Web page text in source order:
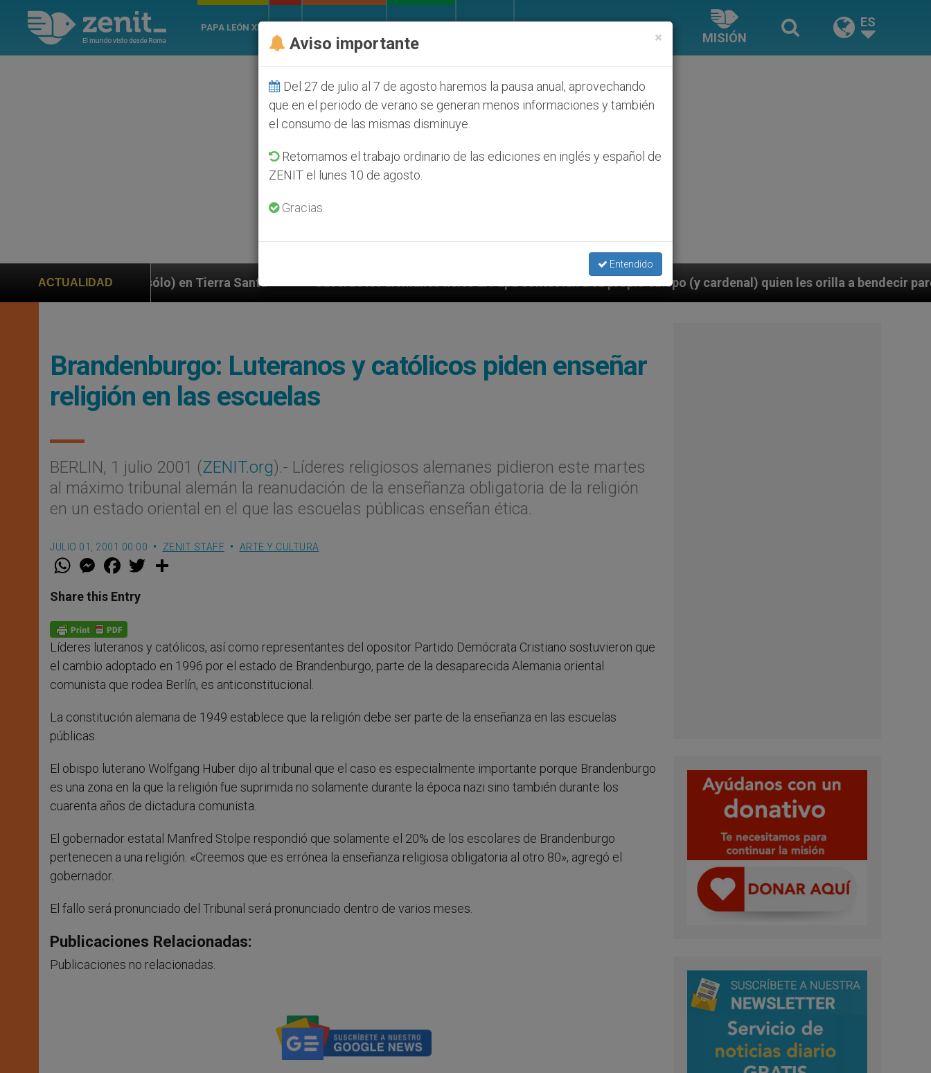
PAPA LEÓN XIV
MISIÓN
ES
ACTUALIDAD
sólo) en Tierra Santa Sacerdotes alemanes fieles al Papa contestan a su propio obispo (y cardenal) quien les orilla a bendecir parejas del mismo sexo
Brandenburgo: Luteranos y católicos piden enseñar
religión en las escuelas
BERLIN, 1 julio 2001 (ZENIT.org).- Líderes religiosos alemanes pidieron este martes
al máximo tribunal alemán la reanudación de la enseñanza obligatoria de la religión
en un estado oriental en el que las escuelas públicas enseñan ética.
JULIO 01, 2001 00:00 ZENIT STAFF ARTE Y CULTURA
W
t
s
p
p
M
e
s
e
g
e
r
F
a
e
b
o
k
w
Share this Entry
Líderes luteranos y católicos, así como representantes del opositor Partido Demócrata Cristiano sostuvieron que
el cambio adoptado en 1996 por el estado de Brandenburgo, parte de la desaparecida Alemania oriental
comunista que rodea Berlín, es anticonstitucional.
La constitución alemana de 1949 establece que la religión debe ser parte de la enseñanza en las escuelas
públicas.
El obispo luterano Wolfgang Huber dijo al tribunal que el caso es especialmente importante porque Brandenburgo
es una zona en la que la religión fue suprimida no solamente durante la época nazi sino también durante los
cuarenta años de dictadura comunista.
El gobernador estatal Manfred Stolpe respondió que solamente el 20% de los escolares de Brandenburgo
pertenecen a una religión. «Creemos que es errónea la enseñanza religiosa obligatoria al otro 80», agregó el
gobernador.
El fallo será pronunciado del Tribunal será pronunciado dentro de varios meses.
Publicaciones Relacionadas:
Publicaciones no relacionadas.
×
Aviso importante
Del 27 de julio al 7 de agosto haremos la pausa anual, aprovechando
que en el periodo de verano se generan menos informaciones y también
el consumo de las mismas disminuye.
Retomamos el trabajo ordinario de las ediciones en inglés y español de
ZENIT el lunes 10 de agosto.
Gracias.
Entendido